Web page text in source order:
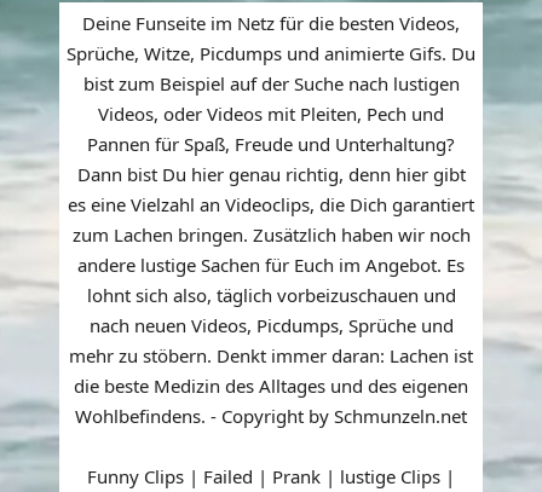
Deine Funseite im Netz für die besten Videos,
Sprüche, Witze, Picdumps und animierte Gifs. Du
bist zum Beispiel auf der Suche nach lustigen
Videos, oder Videos mit Pleiten, Pech und
Pannen für Spaß, Freude und Unterhaltung?
Dann bist Du hier genau richtig, denn hier gibt
es eine Vielzahl an Videoclips, die Dich garantiert
zum Lachen bringen. Zusätzlich haben wir noch
andere lustige Sachen für Euch im Angebot. Es
lohnt sich also, täglich vorbeizuschauen und
nach neuen Videos, Picdumps, Sprüche und
mehr zu stöbern. Denkt immer daran: Lachen ist
die beste Medizin des Alltages und des eigenen
Wohlbefindens. - Copyright by Schmunzeln.net
Funny Clips | Failed | Prank | lustige Clips |